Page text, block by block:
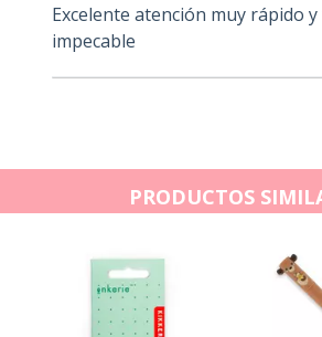
Excelente atención muy rápido
impecable
PRODUCTOS